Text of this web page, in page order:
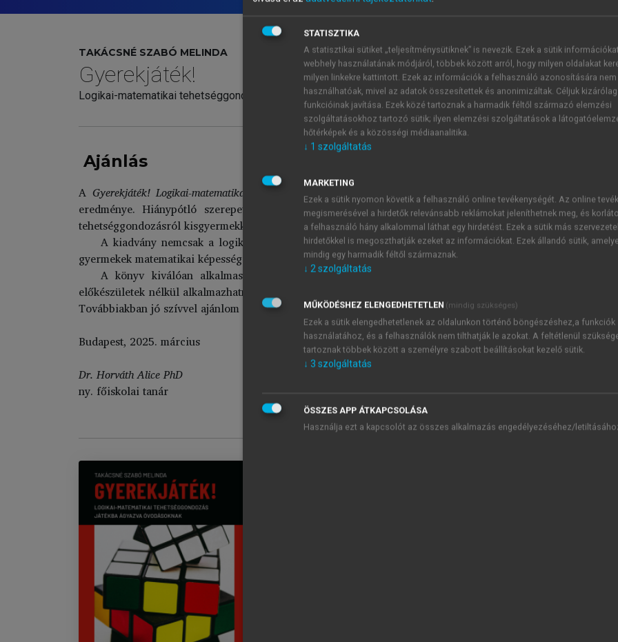
TAKÁCSNÉ SZABÓ MELINDA
Gyerekjáték!
Logikai-matematikai tehetséggondozás játékba ágyazva óvodásoknak
Ajánlás
A Gyerekjáték! Logikai-matematikai tehetséggondozás játékba ágyazva óvodásoknak
című könyv előzetes
eredménye. Hiánypótló szerepet tölt be egyrészt azért, mert az óvodapedagógusok számára
tehetséggondozásról kisgyermekkorban, másrészt ismerteti a tehetség főbb jellemzőit, és segítséget nyújt a
A kiadvány nemcsak a logikai-matematikai tehetséggondozás tekintetében nyújt támogatást, hanem
gyermekek matematikai képességeinek fejlesztéséhez, iránymutatást ad az óvoda-iskola átmenet
A könyv kiválóan alkalmas az óvodai foglalkozások tartalmi és szakmai megújításához. Számos
előkészületek nélkül alkalmazhatnak az óvodapedagógusok. A módszertani ajánlások alkalmazása
Továbbiakban jó szívvel ajánlom szakmai közösségek továbbképzési anyagaként is.
Budapest, 2025. március
Dr. Horváth Alice PhD
ny. főiskolai tanár
STATISZTIKA
A statisztikai sütiket „teljesítménysütiknek” is nevezik. Ezek a sütik
webhely használatának módjáról, többek között arról, hogy milyen oldalakat
milyen linkekre kattintott. Ezek az információk a felhasználó azonosítására nem
használhatóak, mivel az adatok összesítettek és anonimizáltak. Céljuk
funkcióinak javítása. Ezek közé tartoznak a harmadik féltől származó elemzési
szolgáltatásokhoz tartozó sütik; ilyen elemzési szolgáltatások a
hőtérképek és a közösségi médiaanalitika.
↓ 1 szolgáltatás
MARKETING
Ezek a sütik nyomon követik a felhasználó online tevékenységét. Az online
megismerésével a hirdetők relevánsabb reklámokat jeleníthetnek meg, és
a felhasználó hány alkalommal láthat egy hirdetést. Ezek a sütik más
hirdetőkkel is megoszthatják ezeket az információkat. Ezek állandó sütik,
mindig egy harmadik féltől származnak.
↓ 2szolgáltatás
MŰKÖDÉSHEZ ELENGEDHETETLEN (mindig szükséges)
Ezek a sütik elengedhetetlenek az oldalunkon történő böngészéshez,a funkciók
használatához, és a felhasználók nem tilthatják le azokat. A feltétlenül
tartoznak többek között a személyre szabott beállításokat kezelő sütik.
↓ 3 szolgáltatás
ÖSSZES APP ÁTKAPCSOLÁSA
Használja ezt a kapcsolót az összes alkalmazás engedélyezéséhez/